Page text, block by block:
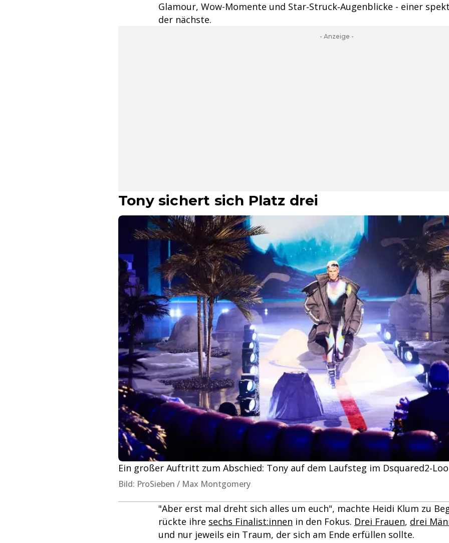
Glamour, Wow-Momente und Star‑Struck‑Augenblicke - einer
der nächste.
- Anzeige -
Tony sichert sich Platz drei
Ein großer Auftritt zum Abschied: Tony auf dem Laufsteg im
Bild: ProSieben / Max Montgomery
"Aber erst mal dreht sich alles um euch", machte Heidi Klum zu
rückte ihre sechs Finalist:innen in den Fokus. Drei Frauen, drei
und nur jeweils ein Traum, der sich am Ende erfüllen sollte.